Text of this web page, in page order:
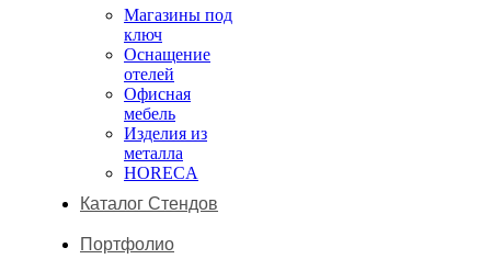
Магазины под
ключ
Оснащение
отелей
Офисная
мебель
Изделия из
металла
HORECA
Каталог Стендов
Портфолио